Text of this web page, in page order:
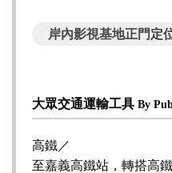
岸內影視基地正門定
大眾交通運輸工具 By
高鐵／
至嘉義高鐵站，轉搭高